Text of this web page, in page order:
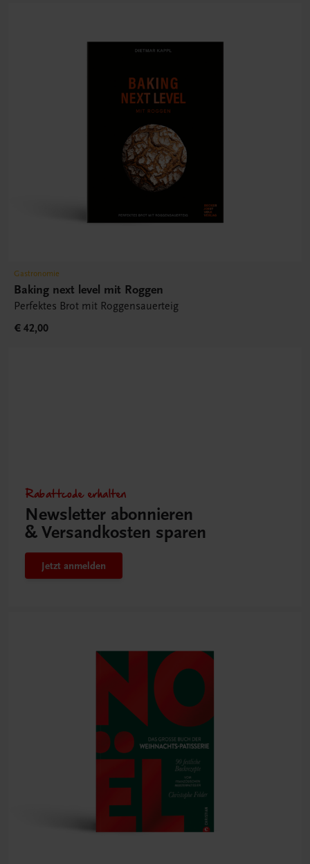
Gastronomie
Baking next level mit Roggen
Perfektes Brot mit Roggensauerteig
€ 42,00
Rabattcode erhalten
Newsletter abonnieren
& Versandkosten sparen
Jetzt anmelden